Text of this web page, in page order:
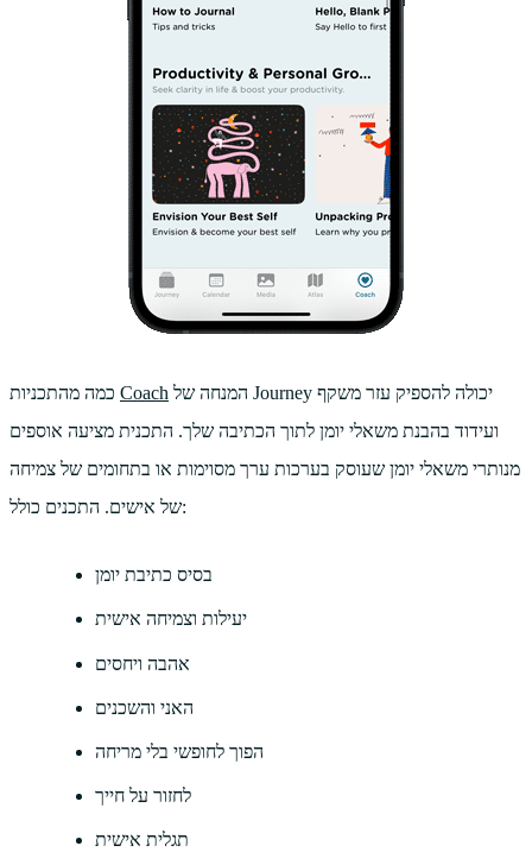
Coach
ועידוד בהבנת משאלי יומן לתוך הכתיבה שלך. התכנית מציעה אוספים
מנותרי משאלי יומן שעוסק בערכות ערך מסוימות או בתחומים של צמיחה
של אישים. התכנים כולל:
בסיס כתיבת יומן
יעילות וצמיחה אישית
אהבה ויחסים
האני והשכנים
הפוך לחופשי בלי מריחה
לחזור על חייך
תגלית אישית